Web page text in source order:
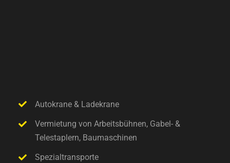
Autokrane & Ladekrane
Vermietung von Arbeitsbühnen, Gabel- &
Telestaplern, Baumaschinen
Spezialtransporte